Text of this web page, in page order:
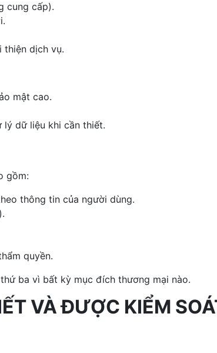
cung cấp).
thiện dịch vụ.
mật cao.
lý dữ liệu khi cần thiết.
gồm:
thông tin của người dùng.
quyền.
ba vì bất kỳ mục đích thương mại nào.
VÀ ĐƯỢC KIỂM